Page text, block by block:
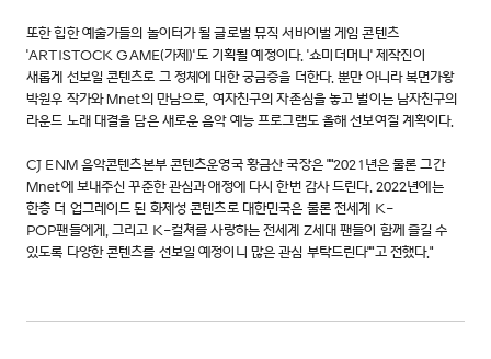
또한 힙한 예술가들의 놀이터가 될 글로벌 뮤직 서바이벌 게임 콘텐츠
'ARTISTOCK GAME(가제)'도 기획될 예정이다. '쇼미더머니' 제작진이
새롭게 선보일 콘텐츠로 그 정체에 대한 궁금증을 더한다. 뿐만 아니라 복면가왕
박원우 작가와 Mnet의 만남으로, 여자친구의 자존심을 놓고 벌이는 남자친구의
라운드 노래 대결을 담은 새로운 음악 예능 프로그램도 올해 선보여질 계획이다.
CJ ENM 음악콘텐츠본부 콘텐츠운영국 황금산 국장은 ""2021년은 물론 그간
Mnet에 보내주신 꾸준한 관심과 애정에 다시 한번 감사 드린다. 2022년에는
한층 더 업그레이드 된 화제성 콘텐츠로 대한민국은 물론 전세계 K-
POP팬들에게, 그리고 K-컬쳐를 사랑하는 전세계 Z세대 팬들이 함께 즐길 수
있도록 다양한 콘텐츠를 선보일 예정이니 많은 관심 부탁드린다""고 전했다."